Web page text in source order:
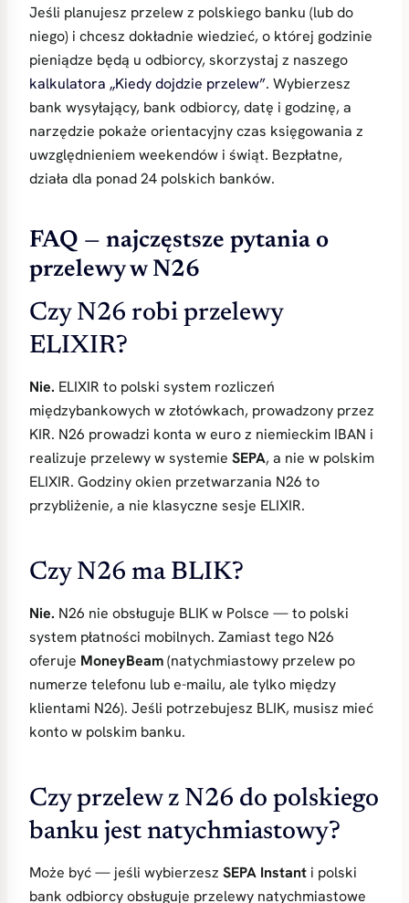
Jeśli planujesz przelew z polskiego banku (lub do
niego) i chcesz dokładnie wiedzieć, o której godzinie
pieniądze będą u odbiorcy, skorzystaj z naszego
kalkulatora „Kiedy dojdzie przelew”. Wybierzesz
bank wysyłający, bank odbiorcy, datę i godzinę, a
narzędzie pokaże orientacyjny czas księgowania z
uwzględnieniem weekendów i świąt. Bezpłatne,
działa dla ponad 24 polskich banków.
FAQ — najczęstsze pytania o
przelewy w N26
Czy N26 robi przelewy
ELIXIR?
Nie. ELIXIR to polski system rozliczeń
międzybankowych w złotówkach, prowadzony przez
KIR. N26 prowadzi konta w euro z niemieckim IBAN i
realizuje przelewy w systemie SEPA, a nie w polskim
ELIXIR. Godziny okien przetwarzania N26 to
przybliżenie, a nie klasyczne sesje ELIXIR.
Czy N26 ma BLIK?
Nie. N26 nie obsługuje BLIK w Polsce — to polski
system płatności mobilnych. Zamiast tego N26
oferuje MoneyBeam(natychmiastowy przelew po
numerze telefonu lub e-mailu, ale tylko między
klientami N26). Jeśli potrzebujesz BLIK, musisz mieć
konto w polskim banku.
Czy przelew z N26 do polskiego
banku jest natychmiastowy?
Może być — jeśli wybierzesz SEPA Instant i polski
bank odbiorcy obsługuje przelewy natychmiastowe